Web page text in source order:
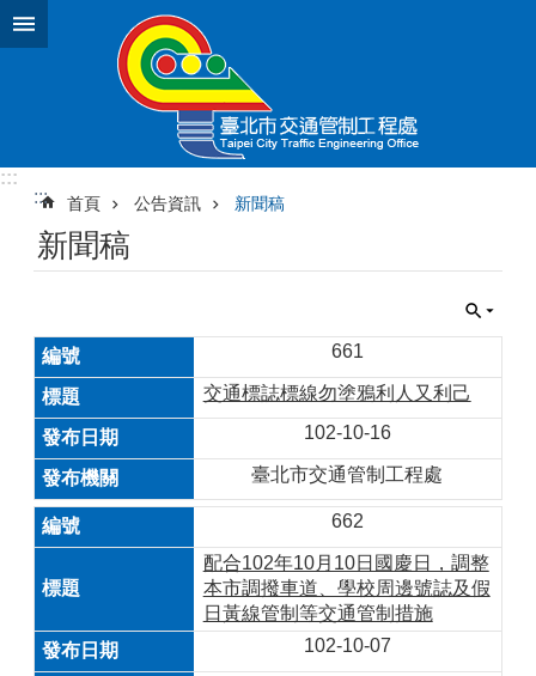
跳到主要內容區塊
:::
:::
首頁 公告資訊 新聞稿
新聞稿
661
交通標誌標線勿塗鴉利人又利己
102-10-16
臺北市交通管制工程處
662
配合102年10月10日國慶日，調整
本市調撥車道、學校周邊號誌及假
日黃線管制等交通管制措施
102-10-07